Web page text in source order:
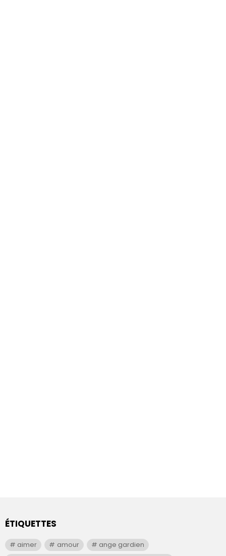
ÉTIQUETTES
aimer amour
ange gardien